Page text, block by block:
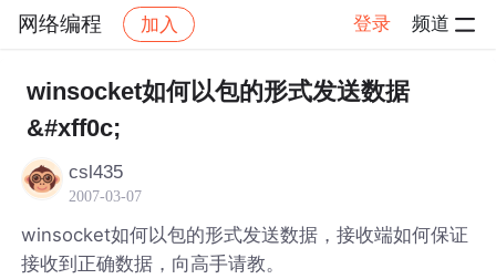
网络编程 加入 登录 频道
社区 网络编程 帖子详情
winsocket如何以包的形式发送数据
&#xff0c;
csl435
2007-03-07
winsocket如何以包的形式发送数据，接收端如何保证
接收到正确数据，向高手请教。